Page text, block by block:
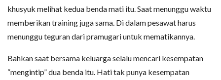
khusyuk melihat kedua benda mati itu. Saat menunggu waktu
memberikan training juga sama. Di dalam pesawat harus
menunggu teguran dari pramugari untuk mematikannya.
Bahkan saat bersama keluarga selalu mencari kesempatan
“mengintip” dua benda itu. Hati tak punya kesempatan